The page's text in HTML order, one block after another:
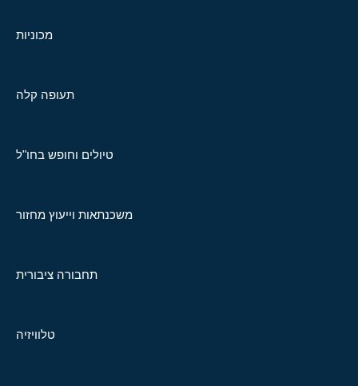
מכוניות
תעופה קלה
טיולים וחופש בחו"ל
משכנתאות וייעוץ מחזור
תחבורה ציבורית
טלוויזיה